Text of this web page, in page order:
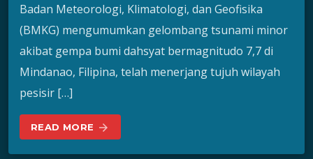
Badan Meteorologi, Klimatologi, dan Geofisika
(BMKG) mengumumkan gelombang tsunami minor
akibat gempa bumi dahsyat bermagnitudo 7,7 di
Mindanao, Filipina, telah menerjang tujuh wilayah
pesisir […]
READ MORE arrow_forward